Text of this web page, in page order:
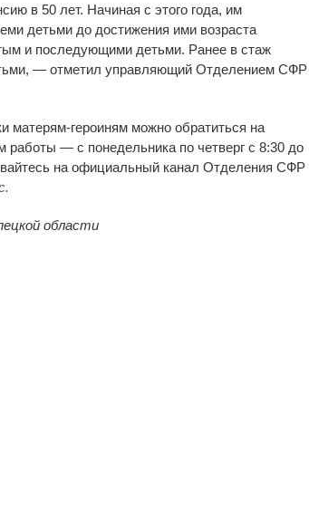
в 50 лет. Начиная с этого года, им
детьми до достижения ими возраста
и последующими детьми. Ранее в стаж
— отметил управляющий Отделением СФР
матерям-героиням можно обратиться на
— с понедельника по четверг с 8:30 до
на официальный канал Отделения СФР
области